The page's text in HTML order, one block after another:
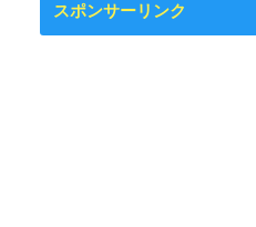
スポンサーリンク